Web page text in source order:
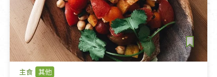
主食 其他